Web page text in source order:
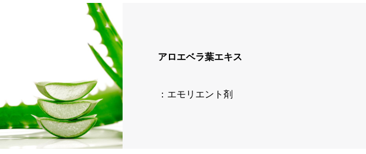
アロエベラ葉エキス
：エモリエント剤